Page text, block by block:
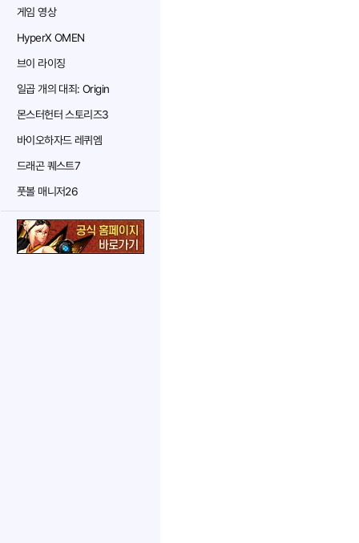
게임 영상
HyperX OMEN
브이 라이징
일곱 개의 대죄: Origin
몬스터헌터 스토리즈3
바이오하자드 레퀴엠
드래곤 퀘스트7
풋볼 매니저26